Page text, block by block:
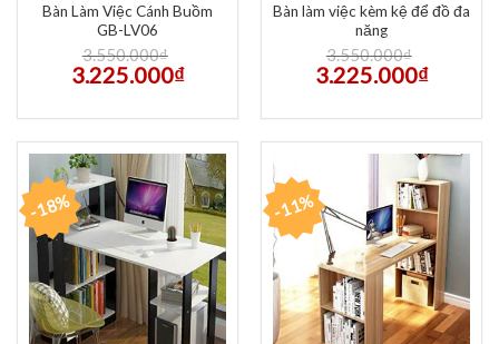
Bàn Làm Việc Cánh Buồm
GB-LV06
3.550.000₫
3.225.000₫
Bàn làm việc kèm kệ để đồ đa
năng
3.550.000₫
3.225.000₫
-18% -11%